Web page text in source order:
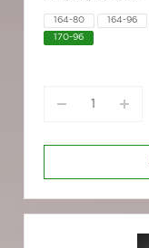
164-80 164-96
170-96